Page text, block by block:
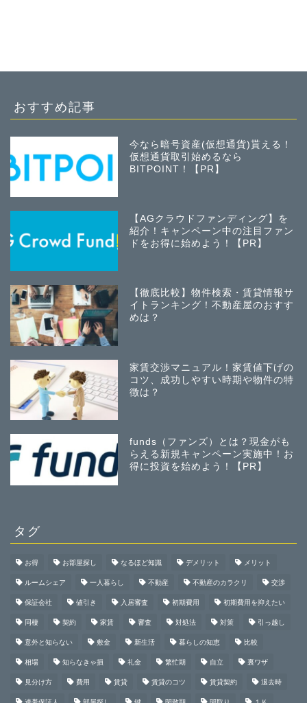
おすすめ記事
今なら暗号資産(仮想通貨)貰える！
仮想通貨取引始めるなら
BITPOINT！【PR】
【AGクラウドファンディング】を
紹介！キャンペーン中の注目ファン
ドをお得に始めよう！【PR】
【徹底比較】物件検索・賃貸情報サ
イトランキング！不動産屋のおすす
めは？
家賃交渉マニュアル！家賃値下げの
コツ、成功しやすい時期や物件の特
徴は？
funds（ファンズ）とは？現金がも
らえる新規キャンペーン実施中！お
得に投資を始めよう！【PR】
タグ
お得 お部屋探し なるほど知識 デメリット メリット
ルームシェア 一人暮らし 不動産 不動産のカラクリ 交渉
保証会社 値引き 入居審査 初期費用 初期費用を抑えたい
同棲 契約 家賃 審査 対処法 対策 引っ越し
意外と知らない 敷金 新生活 暮らしの知恵 比較
相場 知らなきゃ損 礼金 繁忙期 自立 裏ワザ
見分け方 費用 賃貸 賃貸のコツ 賃貸契約 退去時